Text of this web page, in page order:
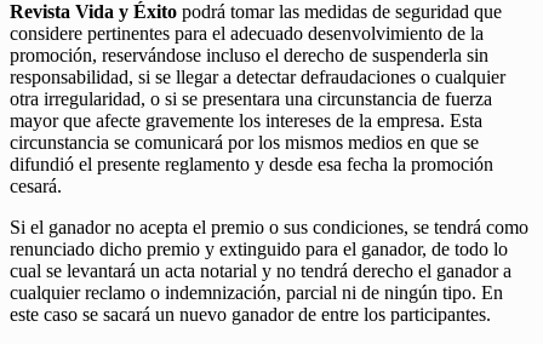
Revista Vida y Éxito podrá tomar las medidas de seguridad que
considere pertinentes para el adecuado desenvolvimiento de la
promoción, reservándose incluso el derecho de suspenderla sin
responsabilidad, si se llegar a detectar defraudaciones o cualquier
otra irregularidad, o si se presentara una circunstancia de fuerza
mayor que afecte gravemente los intereses de la empresa. Esta
circunstancia se comunicará por los mismos medios en que se
difundió el presente reglamento y desde esa fecha la promoción
cesará.
Si el ganador no acepta el premio o sus condiciones, se tendrá como
renunciado dicho premio y extinguido para el ganador, de todo lo
cual se levantará un acta notarial y no tendrá derecho el ganador a
cualquier reclamo o indemnización, parcial ni de ningún tipo. En
este caso se sacará un nuevo ganador de entre los participantes.